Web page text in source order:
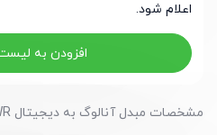
اعلام شود.
افزودن به
مشخصات مبدل آنالوگ به دیجیتال ADS1120IPWR